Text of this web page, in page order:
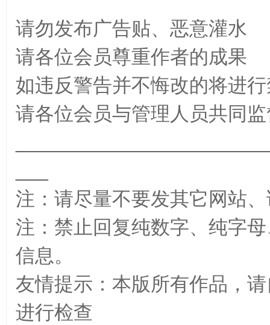
网
最
请勿发布广告贴、恶意灌水
请各位会员尊重作者的成果
如违反警告并不悔改的将进
请各位会员与管理人员共同
注：请尽量不要发其它网站
注：禁止回复纯数字、纯字
信息。
友情提示：本版所有作品，
进行检查